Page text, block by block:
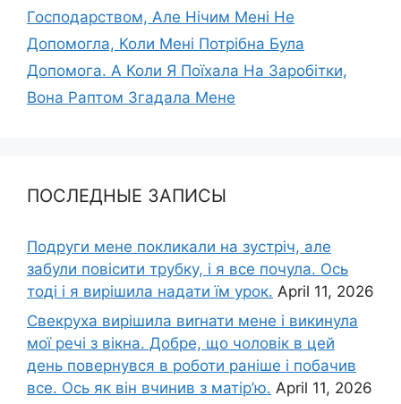
Господарством, Але Нічим Мені Не
Допомогла, Коли Мені Потрібна Була
Допомога. А Коли Я Поїхала На Заробітки,
Вона Раптом Згадала Мене
ПОСЛЕДНЫЕ ЗАПИСЫ
Подруги мене покликали на зустріч, але
забули повісити трубку, і я все почула. Ось
тоді і я вирішила надати їм урок. April 11, 2026
Свекруха вирішила виrнати мене і викинула
мої речі з вікна. Добре, що чоловік в цей
день повернувся в роботи раніше і побачив
все. Ось як він вчинив з матір’ю. April 11, 2026